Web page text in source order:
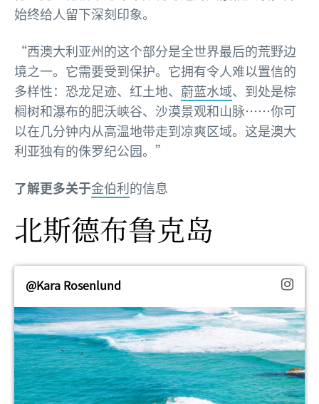
始终给人留下深刻印象。
“西澳大利亚州的这个部分是全世界最后的荒野边
境之一。它需要受到保护。它拥有令人难以置信的
多样性：恐龙足迹、红土地、 蔚蓝水域、到处是棕
榈树和瀑布的肥沃峡谷、沙漠景观和山脉……你可
以在几分钟内从高温地带走到凉爽区域。这是澳大
利亚独有的侏罗纪公园。”
了解更多关于金伯利的信息
北斯德布鲁克岛
@Kara Rosenlund